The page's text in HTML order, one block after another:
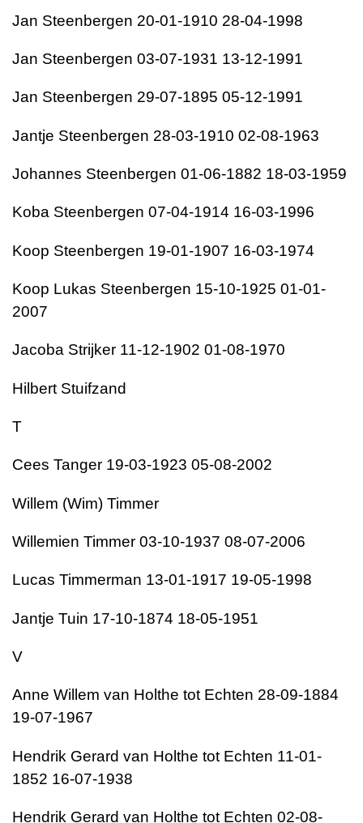
Jan Steenbergen 20-01-1910 28-04-1998
Jan Steenbergen 03-07-1931 13-12-1991
Jan Steenbergen 29-07-1895 05-12-1991
Jantje Steenbergen 28-03-1910 02-08-1963
Johannes Steenbergen 01-06-1882 18-03-1959
Koba Steenbergen 07-04-1914 16-03-1996
Koop Steenbergen 19-01-1907 16-03-1974
Koop Lukas Steenbergen 15-10-1925 01-01-
2007
Jacoba Strijker 11-12-1902 01-08-1970
Hilbert Stuifzand
T
Cees Tanger 19-03-1923 05-08-2002
Willem (Wim) Timmer
Willemien Timmer 03-10-1937 08-07-2006
Lucas Timmerman 13-01-1917 19-05-1998
Jantje Tuin 17-10-1874 18-05-1951
V
Anne Willem van Holthe tot Echten 28-09-1884
19-07-1967
Hendrik Gerard van Holthe tot Echten 11-01-
1852 16-07-1938
Hendrik Gerard van Holthe tot Echten 02-08-